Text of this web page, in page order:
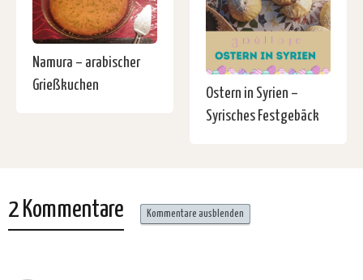
Namura – arabischer
Grießkuchen
Ostern in Syrien –
Syrisches Festgebäck
2 Kommentare Kommentare ausblenden